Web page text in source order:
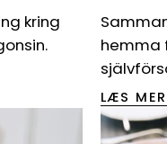
kring
hemma
LÆS